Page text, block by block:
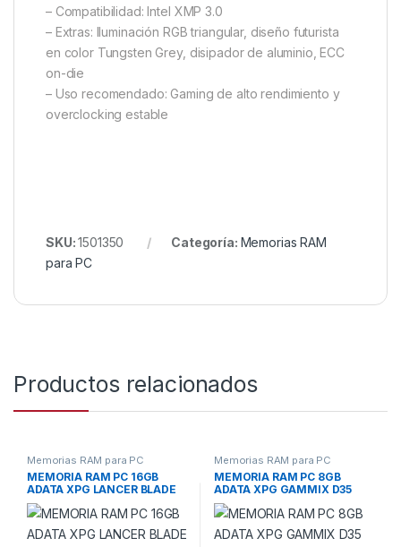
– Compatibilidad: Intel XMP 3.0
– Extras: Iluminación RGB triangular, diseño futurista
en color Tungsten Grey, disipador de aluminio, ECC
on-die
– Uso recomendado: Gaming de alto rendimiento y
overclocking estable
SKU:1501350 Categoría: Memorias RAM
para PC
Productos relacionados
Memorias RAM para PC
MEMORIA RAM PC 16GB
ADATA XPG LANCER BLADE
RGB AX5U6000C3016G
SLABRWH DDR5 6000 MHZ
CL48 1.4 V BLANCO DIMM
288 PINES BLANCO
Memorias RAM para PC
MEMORIA RAM PC 8GB
ADATA XPG GAMMIX D35
DDR4 3200MHz CL16 1.35V
AX4U32008G16A-SWHD35
BLANCO